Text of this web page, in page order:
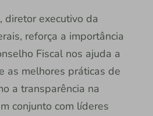
diretor executivo da
reforça a importância
Fiscal nos ajuda a
as melhores práticas de
a transparência na
conjunto com líderes